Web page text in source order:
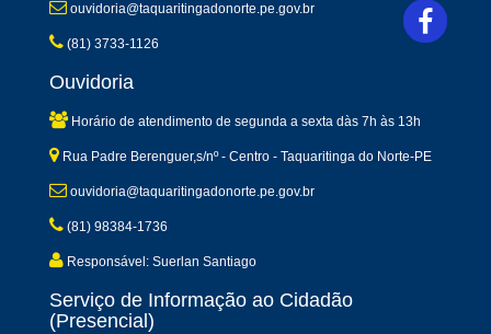
ouvidoria@taquaritingadonorte.pe.gov.br
(81) 3733-1126
Ouvidoria
Horário de atendimento de segunda a sexta dàs 7h às 13h
Rua Padre Berenguer,s/nº - Centro - Taquaritinga do Norte-PE
ouvidoria@taquaritingadonorte.pe.gov.br
(81) 98384-1736
Responsável: Suerlan Santiago
Serviço de Informação ao Cidadão
(Presencial)